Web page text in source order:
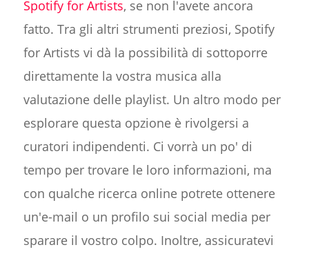
Spotify for Artists, se non l'avete ancora
fatto. Tra gli altri strumenti preziosi, Spotify
for Artists vi dà la possibilità di sottoporre
direttamente la vostra musica alla
valutazione delle playlist. Un altro modo per
esplorare questa opzione è rivolgersi a
curatori indipendenti. Ci vorrà un po' di
tempo per trovare le loro informazioni, ma
con qualche ricerca online potrete ottenere
un'e-mail o un profilo sui social media per
sparare il vostro colpo. Inoltre, assicuratevi